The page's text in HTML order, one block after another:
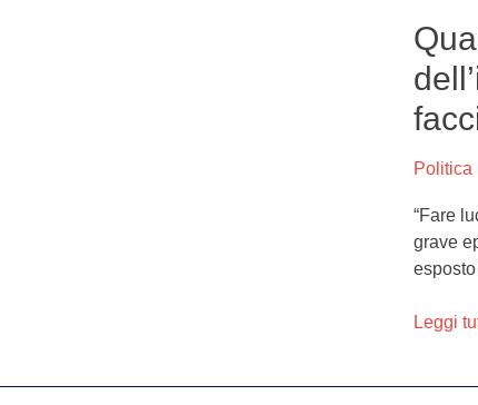
Politica
“Fare
grave
Quarto,
Piccolo
scrive
al
su
si
Leggi